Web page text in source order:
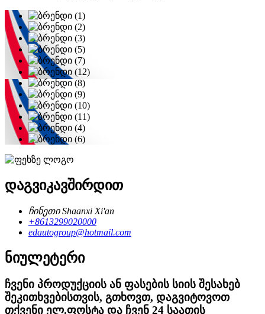
დაგვიკავშირდით
ჩინეთი Shaanxi Xi'an
+8613299020000
edautogroup@hotmail.com
ნიულეტერი
ჩვენი პროდუქციის ან ფასების სიის შესახებ
შეკითხვებისთვის, გთხოვთ, დაგვიტოვოთ
თქვენი ელ.ფოსტა და ჩვენ 24 საათის